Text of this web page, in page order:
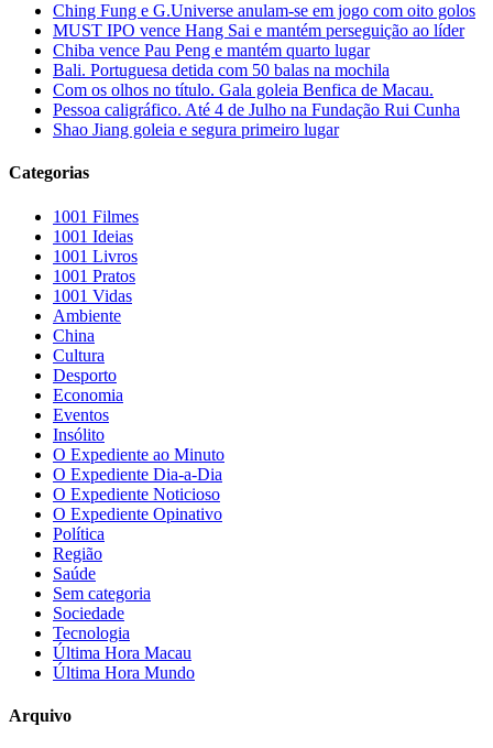
Ching Fung e G.Universe anulam-se em jogo com oito golos
MUST IPO vence Hang Sai e mantém perseguição ao líder
Chiba vence Pau Peng e mantém quarto lugar
Bali. Portuguesa detida com 50 balas na mochila
Com os olhos no título. Gala goleia Benfica de Macau.
Pessoa caligráfico. Até 4 de Julho na Fundação Rui Cunha
Shao Jiang goleia e segura primeiro lugar
Categorias
1001 Filmes
1001 Ideias
1001 Livros
1001 Pratos
1001 Vidas
Ambiente
China
Cultura
Desporto
Economia
Eventos
Insólito
O Expediente ao Minuto
O Expediente Dia-a-Dia
O Expediente Noticioso
O Expediente Opinativo
Política
Região
Saúde
Sem categoria
Sociedade
Tecnologia
Última Hora Macau
Última Hora Mundo
Arquivo